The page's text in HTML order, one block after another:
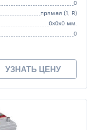
0
прямая (1, R)
0x0x0 мм.
0
УЗНАТЬ ЦЕНУ